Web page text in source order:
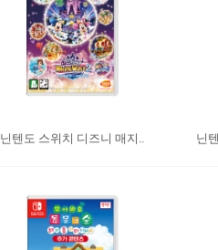
닌텐도 스위치 디즈니 매지.. 닌